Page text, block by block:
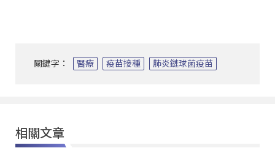
關鍵字： 醫療 疫苗接種 肺炎鏈球菌疫苗
相關文章